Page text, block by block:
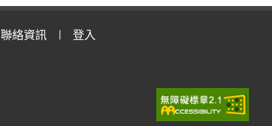
聯絡資訊 登入